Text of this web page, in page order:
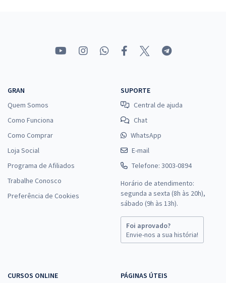
GRAN
Quem Somos
Como Funciona
Como Comprar
Loja Social
Programa de Afiliados
Trabalhe Conosco
Preferência de Cookies
SUPORTE
Central de ajuda
Chat
WhatsApp
E-mail
Telefone: 3003-0894
Horário de atendimento:
segunda a sexta (8h às 20h),
sábado (9h às 13h).
Foi aprovado?
Envie-nos a sua história!
CURSOS ONLINE PÁGINAS ÚTEIS